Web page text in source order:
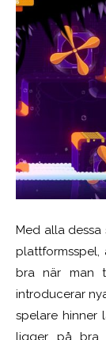
Med alla dessa
plattformsspel,
bra när man
introducerar
spelare hinner
ligger på bra